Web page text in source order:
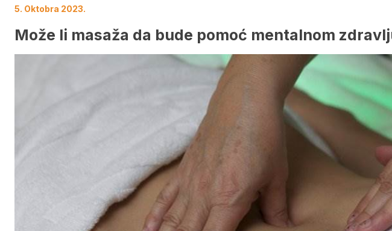
5. Oktobra 2023.
Može li masaža da bude pomoć mentalnom